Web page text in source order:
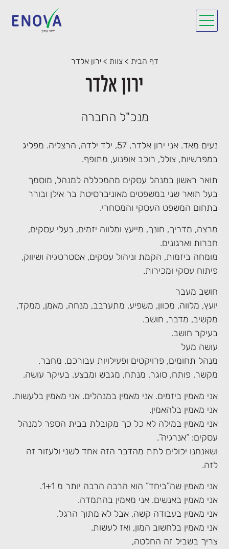
דף הבית >צוות >ירון אלדר
ירון אלדר
מנכ"ל החברה
נעים מאד. אני ירון אלדר, 57, ילד ילדה, הרצליה. מפליג
במפרשיות, צולל, רוכב אופנוע, מתופף.
תואר ראשון במנהל עסקים מהמכללה למנהל, מוסמך
בעל תואר שני במשפטים מאוניברסיטת בר אילן ובורר
בתחום המשפט העסקי והמסחרי.
מרצה, מדריך, חונך, מייעץ ומלווה יזמים, בעלי עסקים,
חברות וארגונים.
מומחה ביזמות, הקמת וניהול עסקים, אסטרטגיה ושיווק,
פיתוח עסקי ומכירות.
חושב מעבר
יועץ, מלווה, מכוון, משפיע, מתערבב, מנחה, מאמן, ממקד,
מקשיב, מדבר, חושב.
בעיקר חושב.
עושה מעל
מנהל תחומים, פרויקטים ופעילויות עבורכם. מחבר,
מקשר, פותח, סוגר, מנתח, מגבש ומבצע. בעיקר עושה.
אני מאמין ביזמים. אני מאמין במנהלים. אני מאמין בלעשות.
אני מאמין בלהאמין.
אני מאמין במילה לא כל כך מקובלת בבית הספר למנהל
עסקים: “אנרגיה”.
ושאנחנו יכולים לתת מהדבר הזה אחד לשני ולעזור זה
לזה.
אני מאמין שה”ביחד” הוא הרבה הרבה יותר מ 1+1.
אני מאמין באנשים. אני מאמין בהתמדה.
אני מאמין בעבודה קשה, אבל לא מתוך הרגל.
אני מאמין בלחשוב המון, ואז לעשות.
צריך בשביל זה החלטה,